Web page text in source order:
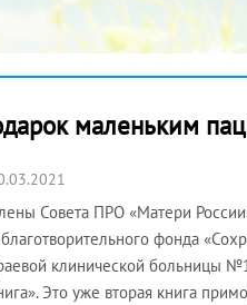
маленьким
Совета ПРО «Матери
фонда
клинической больницы
Это уже вторая книга